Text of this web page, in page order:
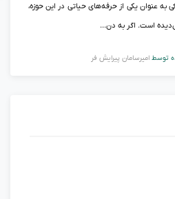
عنوان یکی از حرفه‌های حیاتی در این حوزه،
است. اگر به دن...
توسط امیرسامان پیرایش فر